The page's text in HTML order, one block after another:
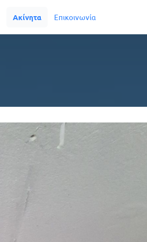
Ακίνητα Επικοινωνία